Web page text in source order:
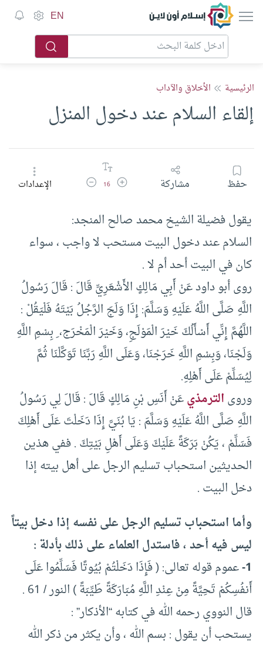
إسلام أون لاين EN
الرئيسية الأخلاق والآداب
إلقاء السلام عند دخول المنزل
حفظ مشاركة زيادة حجم الخط
16 تقليل حجم الخطالإعدادات
يقول فضيلة الشيخ محمد صالح المنجد:
السلام عند دخول البيت مستحب لا واجب ، سواء
كان في البيت أحد أم لا .
روى أبو داود عَنْ أَبِي مَالِكٍ الأَشْعَرِيِّ قَالَ : قَالَ رَسُولُ
اللَّهِ صَلَّى اللَّهُ عَلَيْهِ وَسَلَّمَ: إِذَا وَلَجَ الرَّجُلُ بَيْتَهُ فَلْيَقُلْ :
اللَّهُمَّ إِنِّي أَسْأَلُكَ خَيْرَ الْمَوْلَجِ، وَخَيْرَ الْمَخْرَج، ِ بِسْمِ اللَّهِ
وَلَجْنَا، وَبِسْمِ اللَّهِ خَرَجْنَا، وَعَلَى اللَّهِ رَبِّنَا تَوَكَّلْنَا ثُمَّ
لِيُسَلِّمْ عَلَى أَهْلِهِ.
وروىالترمذيعَنْ أَنَسِ بْنِ مَالِكٍ قَالَ : قَالَ لِي رَسُولُ
اللَّهِ صَلَّى اللَّهُ عَلَيْهِ وَسَلَّمَ : يَا بُنَيَّ إِذَا دَخَلْتَ عَلَى أَهْلِكَ
فَسَلِّمْ ، يَكُنْ بَرَكَةً عَلَيْكَ وَعَلَى أَهْلِ بَيْتِكَ . ففي هذين
الحديثين استحباب تسليم الرجل على أهل بيته إذا
دخل البيت .
وأما استحباب تسليم الرجل على نفسه إذا دخل بيتاً
ليس فيه أحد ، فاستدل العلماء على ذلك بأدلة :
1- عموم قوله تعالى: ( فَإِذَا دَخَلْتُمْ بُيُوتًا فَسَلِّمُوا عَلَى
أَنفُسِكُمْ تَحِيَّةً مِنْ عِنْدِ اللَّهِ مُبَارَكَةً طَيِّبَةً ) النور / 61 .
قال النووي رحمه الله في كتابه “الأذكار” :
يستحب أن يقول : بسم الله ، وأن يكثر من ذكر الله